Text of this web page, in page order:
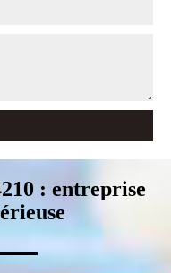
: entreprise